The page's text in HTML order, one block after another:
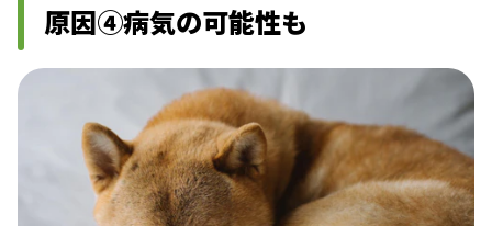
原因④病気の可能性も